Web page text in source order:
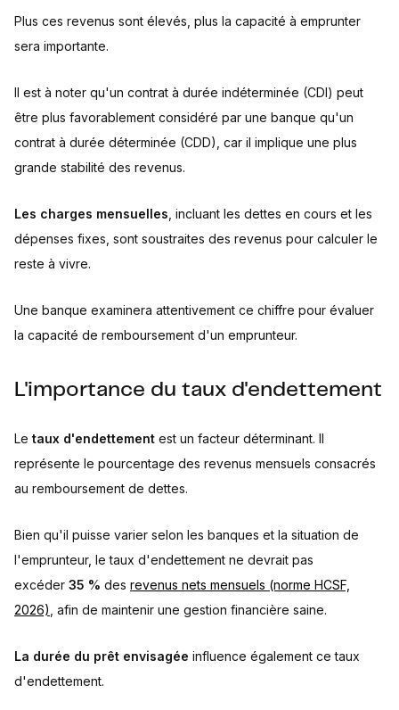
Plus ces revenus sont élevés, plus la capacité à emprunter
sera importante.
Il est à noter qu'un contrat à durée indéterminée (CDI) peut
être plus favorablement considéré par une banque qu'un
contrat à durée déterminée (CDD), car il implique une plus
grande stabilité des revenus.
Les charges mensuelles , incluant les dettes en cours et les
dépenses fixes, sont soustraites des revenus pour calculer le
reste à vivre.
Une banque examinera attentivement ce chiffre pour évaluer
la capacité de remboursement d'un emprunteur.
L'importance du taux d'endettement
Le taux d'endettement est un facteur déterminant. Il
représente le pourcentage des revenus mensuels consacrés
au remboursement de dettes.
Bien qu'il puisse varier selon les banques et la situation de
l'emprunteur, le taux d'endettement ne devrait pas
excéder 35 % des revenus nets mensuels (norme HCSF,
2026) , afin de maintenir une gestion financière saine.
La durée du prêt envisagée influence également ce taux
d'endettement.